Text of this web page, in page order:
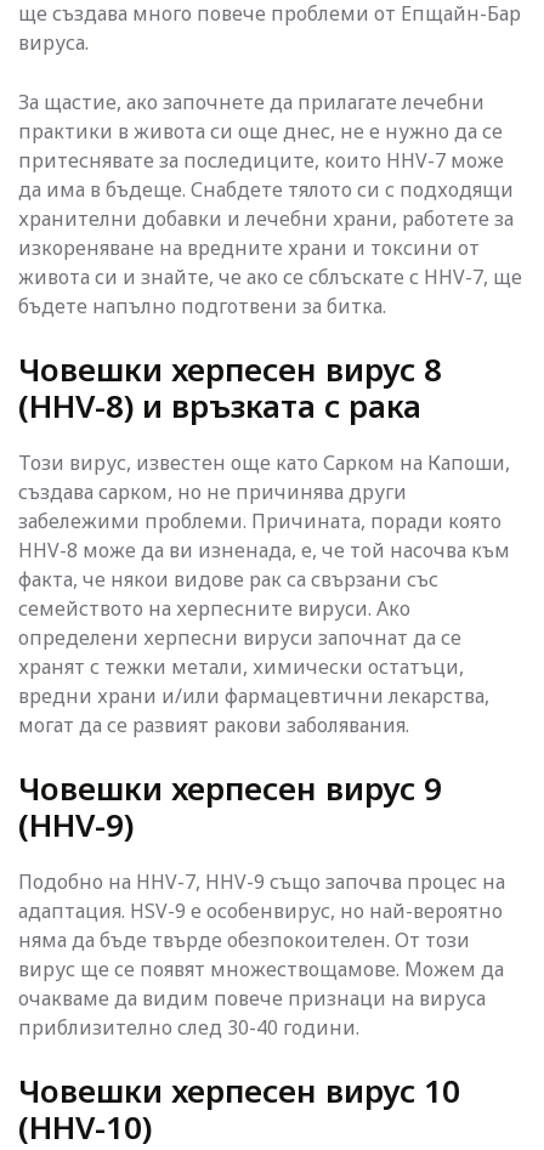
ще създава много повече проблеми от Епщайн-Бар
вируса.
За щастие, ако започнете да прилагате лечебни
практики в живота си още днес, не е нужно да се
притеснявате за последиците, които HHV-7 може
да има в бъдеще. Снабдете тялото си с подходящи
хранителни добавки и лечебни храни, работете за
изкореняване на вредните храни и токсини от
живота си и знайте, че ако се сблъскате с HHV-7, ще
бъдете напълно подготвени за битка.
Човешки херпесен вирус 8
(HHV-8) и връзката с рака
Този вирус, известен още като Сарком на Капоши,
създава сарком, но не причинява други
забележими проблеми. Причината, поради която
HHV-8 може да ви изненада, е, че той насочва към
факта, че някои видове рак са свързани със
семейството на херпесните вируси. Ако
определени херпесни вируси започнат да се
хранят с тежки метали, химически остатъци,
вредни храни и/или фармацевтични лекарства,
могат да се развият ракови заболявания.
Човешки херпесен вирус 9
(HHV-9)
Подобно на HHV-7, HHV-9 също започва процес на
адаптация. HSV-9 е особенвирус, но най-вероятно
няма да бъде твърде обезпокоителен. От този
вирус ще се появят множествощамове. Можем да
очакваме да видим повече признаци на вируса
приблизително след 30-40 години.
Човешки херпесен вирус 10
(HHV-10)